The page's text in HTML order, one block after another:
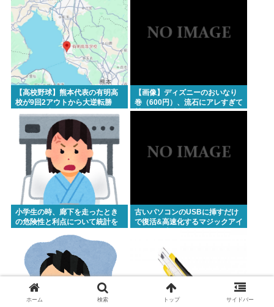
【高校野球】熊本代表の有明高
校が9回2アウトから大逆転勝
利！！！感動をありがとう
【画像】ディズニーのおいなり
巻（600円）、流石にアレすぎて
賛否両論の大炎上をしてしまうw
小学生の時、廊下を走ったとき
の危険性と利点について統計を
古いパソコンのUSBに挿すだけ
で復活&高速化するマジックアイ
ホーム 検索 トップ サイドバー